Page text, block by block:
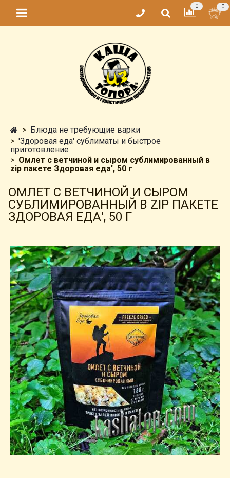
0 0
Блюда не требующие варки
'Здоровая еда' сублиматы и быстрое
приготовление
Омлет с ветчиной и сыром сублимированный в
zip пакете Здоровая еда', 50 г
ОМЛЕТ С ВЕТЧИНОЙ И СЫРОМ
СУБЛИМИРОВАННЫЙ В ZIP ПАКЕТЕ
ЗДОРОВАЯ ЕДА', 50 Г